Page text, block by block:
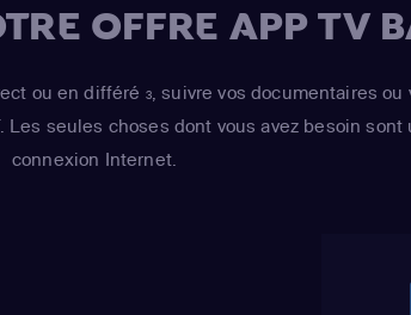
OFFRE APP TV
ou en différé 3, suivre vos documentaires
Les seules choses dont vous avez besoin
connexion Internet.